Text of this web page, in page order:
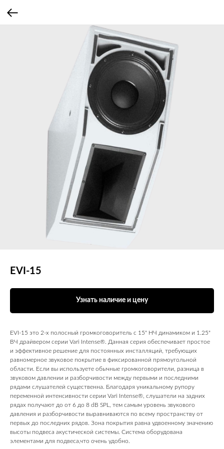
EVI-15
Узнать наличие и цену
EVI-15 это 2-х полосный громкоговоритель с 15" НЧ динамиком и 1.25"
ВЧ драйвером серии Vari Intense®. Данная серия обеспечивает простое
и эффективное решение для постоянных инсталляций, требующих
равномерное звуковое покрытие в фиксированной прямоугольной
области. Если вы используете обычные громкоговорители, разница в
звуковом давлении и разборчивости между первыми и последними
рядами слушателей существенна. Благодаря уникальному рупору
переменной интенсивности серии Vari Intense®, слушатели на задних
рядах получают до от 6 до 8 dB SPL, тем самым уровень звукового
давления и разборчивости выравниваются по всему пространству от
первых до последних рядов. Зона покрытия равна удвоенному значению
высоты подвеса акустической системы. Система оборудована
элементами для подвеса,что очень удобно.